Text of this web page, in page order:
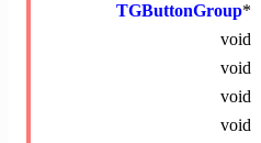
TGButtonGroup*
void
void
void
void